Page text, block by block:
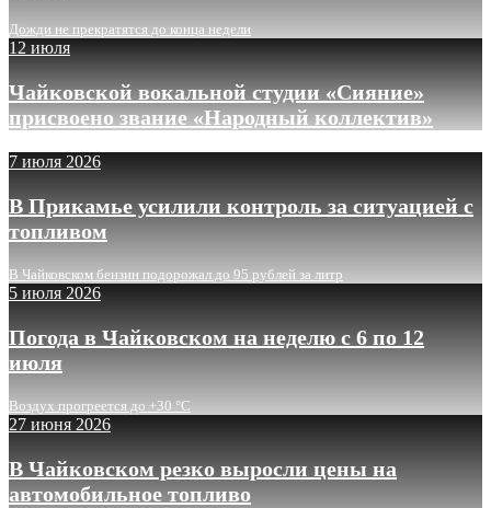
Дожди не прекратятся до конца недели
12 июля
Чайковской вокальной студии «Сияние»
присвоено звание «Народный коллектив»
7 июля 2026
В Прикамье усилили контроль за ситуацией с
топливом
В Чайковском бензин подорожал до 95 рублей за литр
5 июля 2026
Погода в Чайковском на неделю с 6 по 12
июля
Воздух прогреется до +30 °C
27 июня 2026
В Чайковском резко выросли цены на
автомобильное топливо